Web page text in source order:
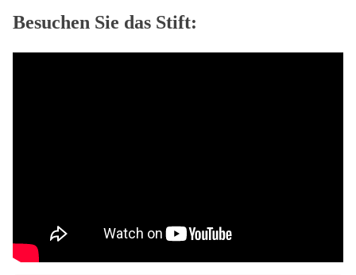
Besuchen Sie das Stift: